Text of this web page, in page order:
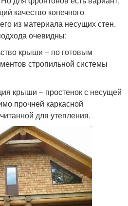
качество конечного
из материала несущих стен.
очевидны:
крыши – по готовым
стропильной системы
крыши – простенок с несущей
прочней каркасной
для утепления.